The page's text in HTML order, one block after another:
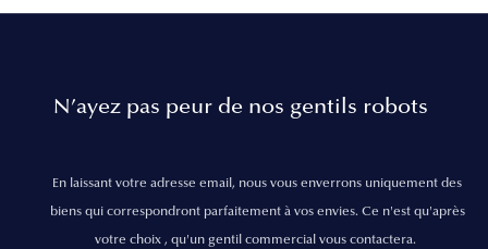
N’ayez pas peur de nos gentils robots
En laissant votre adresse email, nous vous enverrons uniquement des
biens qui correspondront parfaitement à vos envies. Ce n'est qu'après
votre choix , qu'un gentil commercial vous contactera.